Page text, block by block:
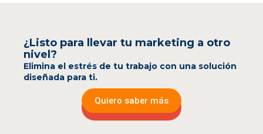
¿Listo para llevar tu marketing a otro
nivel?
Elimina el estrés de tu trabajo con una solución
diseñada para ti.
Quiero saber más